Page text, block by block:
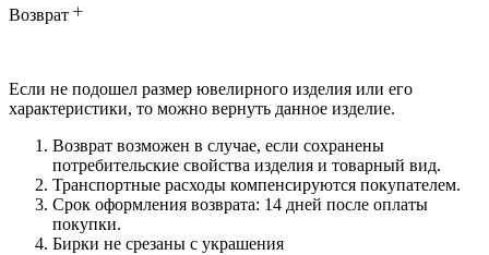
Возврат
Если не подошел размер ювелирного изделия или его
характеристики, то можно вернуть данное изделие.
Возврат возможен в случае, если сохранены
потребительские свойства изделия и товарный вид.
Транспортные расходы компенсируются покупателем.
Срок оформления возврата: 14 дней после оплаты
покупки.
Бирки не срезаны с украшения